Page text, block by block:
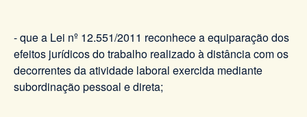
- que a Lei nº 12.551/2011 reconhece a equiparação dos
efeitos jurídicos do trabalho realizado à distância com os
decorrentes da atividade laboral exercida mediante
subordinação pessoal e direta;